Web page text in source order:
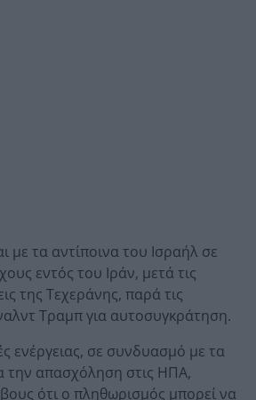
με τα αντίποινα του Ισραήλ σε
εντός του Ιράν, μετά τις
της Τεχεράνης, παρά τις
Τραμπ για αυτοσυγκράτηση.
ενέργειας, σε συνδυασμό με τα
την απασχόληση στις ΗΠΑ,
ότι ο πληθωρισμός μπορεί να